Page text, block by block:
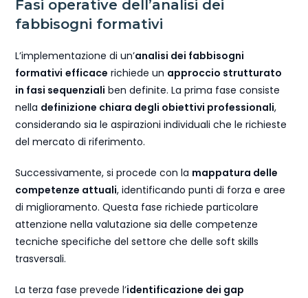
Fasi operative dell’analisi dei
fabbisogni formativi
L’implementazione di un’analisi dei fabbisogni
formativi efficace richiede un approccio strutturato
in fasi sequenziali ben definite. La prima fase consiste
nella definizione chiara degli obiettivi professionali,
considerando sia le aspirazioni individuali che le richieste
del mercato di riferimento.
Successivamente, si procede con la mappatura delle
competenze attuali, identificando punti di forza e aree
di miglioramento. Questa fase richiede particolare
attenzione nella valutazione sia delle competenze
tecniche specifiche del settore che delle soft skills
trasversali.
La terza fase prevede l’identificazione dei gap